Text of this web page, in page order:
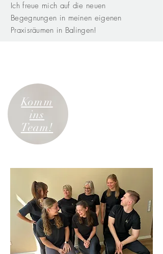
Ich freue mich auf die neuen
Begegnungen in meinen eigenen
Praxisräumen in Balingen!
Komm
ins
Team!